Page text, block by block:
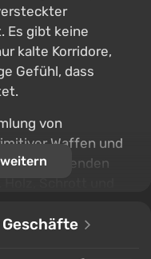
Es gibt keine
kalte Korridore,
Gefühl, dass
von
Waffen und
verengenden
Nahrung